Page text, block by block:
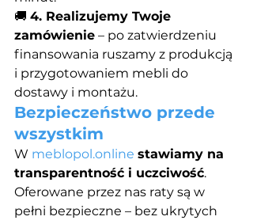
🚚 4. Realizujemy Twoje
zamówienie – po zatwierdzeniu
finansowania ruszamy z produkcją
i przygotowaniem mebli do
dostawy i montażu.
Bezpieczeństwo przede
wszystkim
W meblopol.online stawiamy na
transparentność i uczciwość.
Oferowane przez nas raty są w
pełni bezpieczne – bez ukrytych